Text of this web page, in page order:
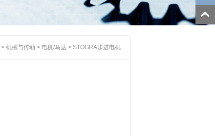
> 机械与传动 > 电机/马达 > STOGRA步进电机